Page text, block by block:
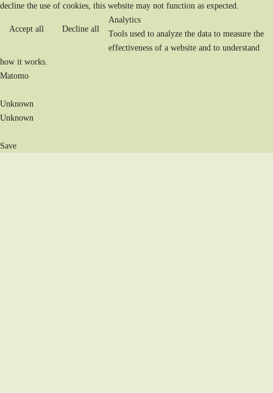
decline the use of cookies, this website may not function as expected.
Accept all Decline all
Analytics
Tools used to analyze the data to measure the
effectiveness of a website and to understand
how it works.
Matomo
Unknown
Unknown
Save